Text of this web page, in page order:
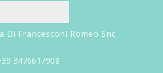
Francesconi Romeo Snc
3476617908